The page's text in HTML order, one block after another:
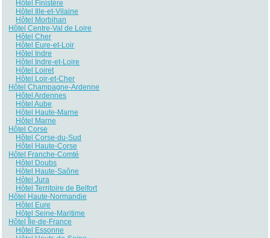
Hôtel Finistère
Hôtel Ille-et-Vilaine
Hôtel Morbihan
Hôtel Centre-Val de Loire
Hôtel Cher
Hôtel Eure-et-Loir
Hôtel Indre
Hôtel Indre-et-Loire
Hôtel Loiret
Hôtel Loir-et-Cher
Hôtel Champagne-Ardenne
Hôtel Ardennes
Hôtel Aube
Hôtel Haute-Marne
Hôtel Marne
Hôtel Corse
Hôtel Corse-du-Sud
Hôtel Haute-Corse
Hôtel Franche-Comté
Hôtel Doubs
Hôtel Haute-Saône
Hôtel Jura
Hôtel Territoire de Belfort
Hôtel Haute-Normandie
Hôtel Eure
Hôtel Seine-Maritime
Hôtel Île-de-France
Hôtel Essonne